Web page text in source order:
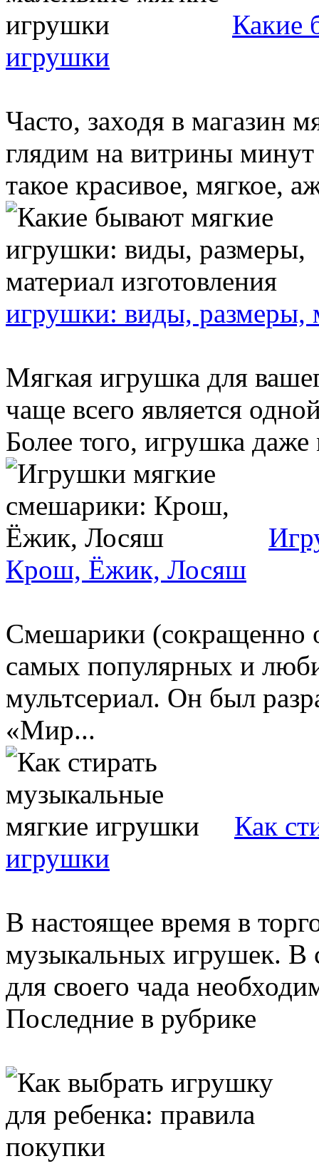
Какие
игрушки
Часто, заходя в магазин
глядим на витрины
такое красивое, мягкое,
игрушки: виды, размеры,
Мягкая игрушка для
чаще всего является
Более того, игрушка даже
Крош, Ёжик, Лосяш
Смешарики (сокращенно
самых популярных и
мультсериал. Он был
«Мир...
Как
игрушки
В настоящее время в
музыкальных игрушек. В
для своего чада
Последние в рубрике